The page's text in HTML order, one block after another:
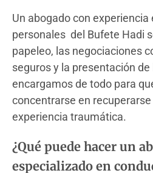
Un abogado con
personales del Bufete Hadi
papeleo, las negociaciones
seguros y la presentación
encargamos de todo para
concentrarse en recuperarse
experiencia traumática.
¿Qué puede hacer un
especializado en